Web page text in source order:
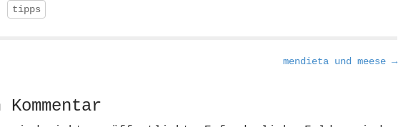
tipps
mendieta und meese →